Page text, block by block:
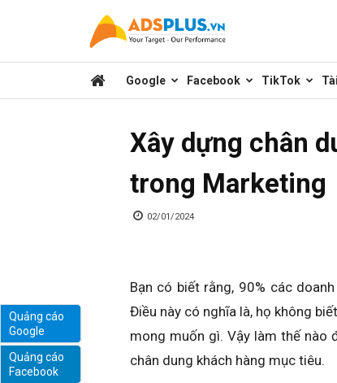
sẻ
marketing
Google Facebook TikTok
Xây dựng chân
trong Marketing
02/01/2024
Bạn có biết rằng, 90% các
Điều này có nghĩa là, họ không
mong muốn gì. Vậy làm thế nào
chân dung khách hàng mục tiêu.
Quảng cáo
Google
Quảng cáo
Facebook